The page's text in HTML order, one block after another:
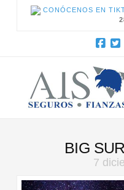
CONÓCENOS EN
BIG
7